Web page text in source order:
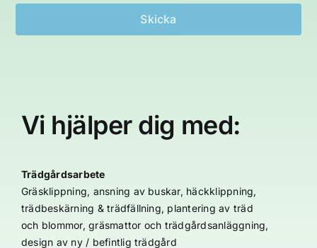
Vi hjälper dig med:
Trädgårdsarbete
Gräsklippning, ansning av buskar, häckklippning,
trädbeskärning & trädfällning, plantering av träd
och blommor, gräsmattor och trädgårdsanläggning,
design av ny / befintlig trädgård